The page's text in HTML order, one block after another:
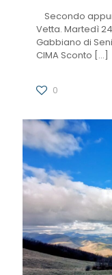
Secondo
Vetta. Martedì
Gabbiano di
CIMA Sconto […]
0